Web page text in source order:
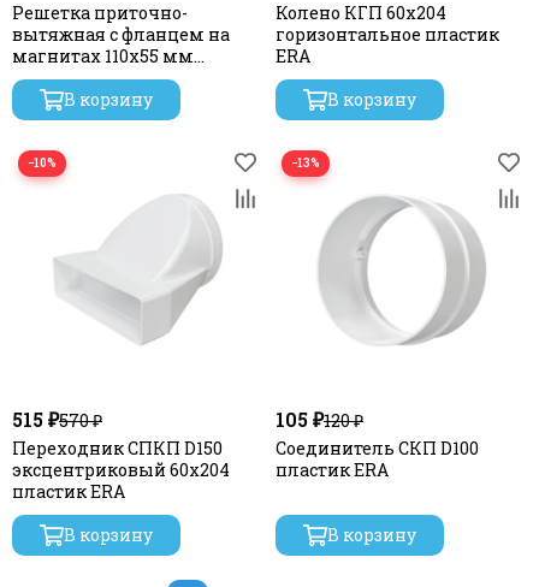
Решетка приточно-
вытяжная с фланцем на
магнитах 110х55 мм
стальная
В корзину
Колено КГП 60х204
горизонтальное пластик
ERA
В корзину
−10%
515 ₽570 ₽
Переходник СПКП D150
эксцентриковый 60х204
пластик ERA
В корзину
−13%
105 ₽120 ₽
Соединитель СКП D100
пластик ERA
В корзину